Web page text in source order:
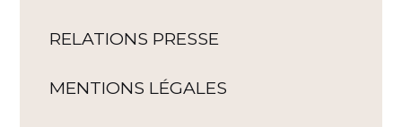
RELATIONS PRESSE
MENTIONS LÉGALES